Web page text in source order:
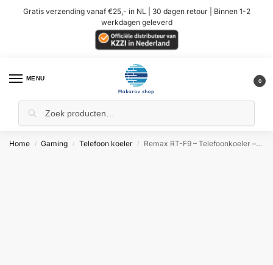
Gratis verzending vanaf €25,- in NL | 30 dagen retour | Binnen 1-2
werkdagen geleverd
MENU 0
Home / Gaming / Telefoon koeler / Remax RT-F9 – Telefoonkoeler – Schermgrotte 4 – 6.7 inch